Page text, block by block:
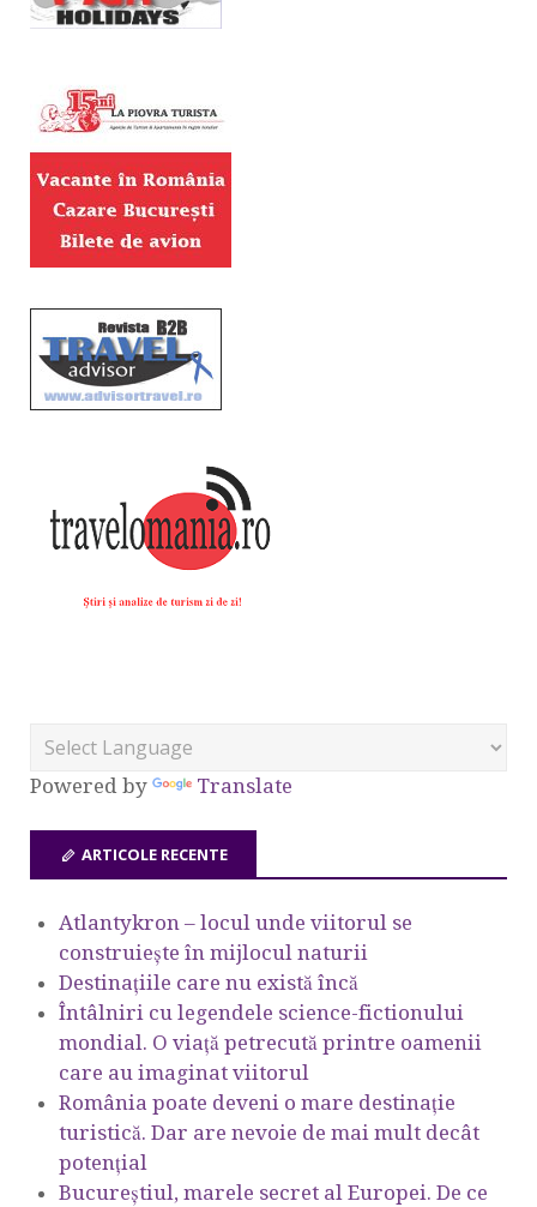
Powered by Translate
ARTICOLE RECENTE
Atlantykron – locul unde viitorul se
construiește în mijlocul naturii
Destinațiile care nu există încă
Întâlniri cu legendele science-fictionului
mondial. O viață petrecută printre oamenii
care au imaginat viitorul
România poate deveni o mare destinație
turistică. Dar are nevoie de mai mult decât
potențial
Bucureștiul, marele secret al Europei. De ce